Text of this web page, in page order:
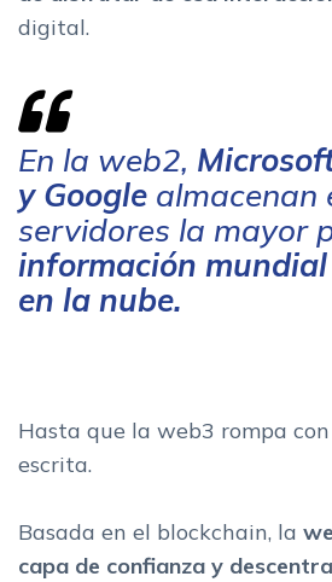
digital.
En la web2,
y Google almacenan
servidores la mayor
información
en la nube.
Hasta que la web3 rompa con
escrita.
Basada en el blockchain, la
capa de confianza y